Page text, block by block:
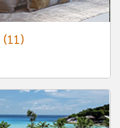
(11)